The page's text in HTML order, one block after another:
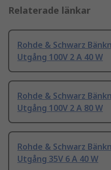
Relaterade länkar
Rohde & Schwarz
Utgång 100V 2 A 40 W
Rohde & Schwarz
Utgång 100V 2 A 80 W
Rohde & Schwarz
Utgång 35V 6 A 40 W